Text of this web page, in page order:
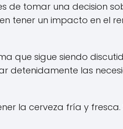
de tomar una decision
tener un impacto en el
que sigue siendo
detenidamente las
la cerveza fría y fresca.